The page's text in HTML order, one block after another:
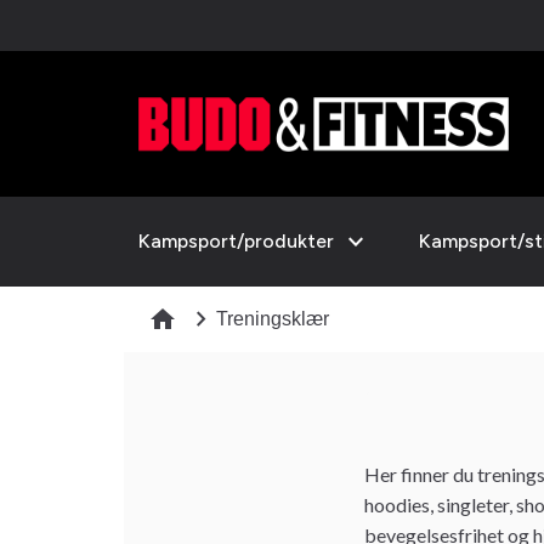
Kampsport/produkter expand_more Kampsport/
home chevron_right Treningsklær
Her finner du
hoodies, singleter,
bevegelsesfrihet og